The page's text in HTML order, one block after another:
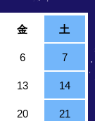
金 土
6 7
13 14
20 21